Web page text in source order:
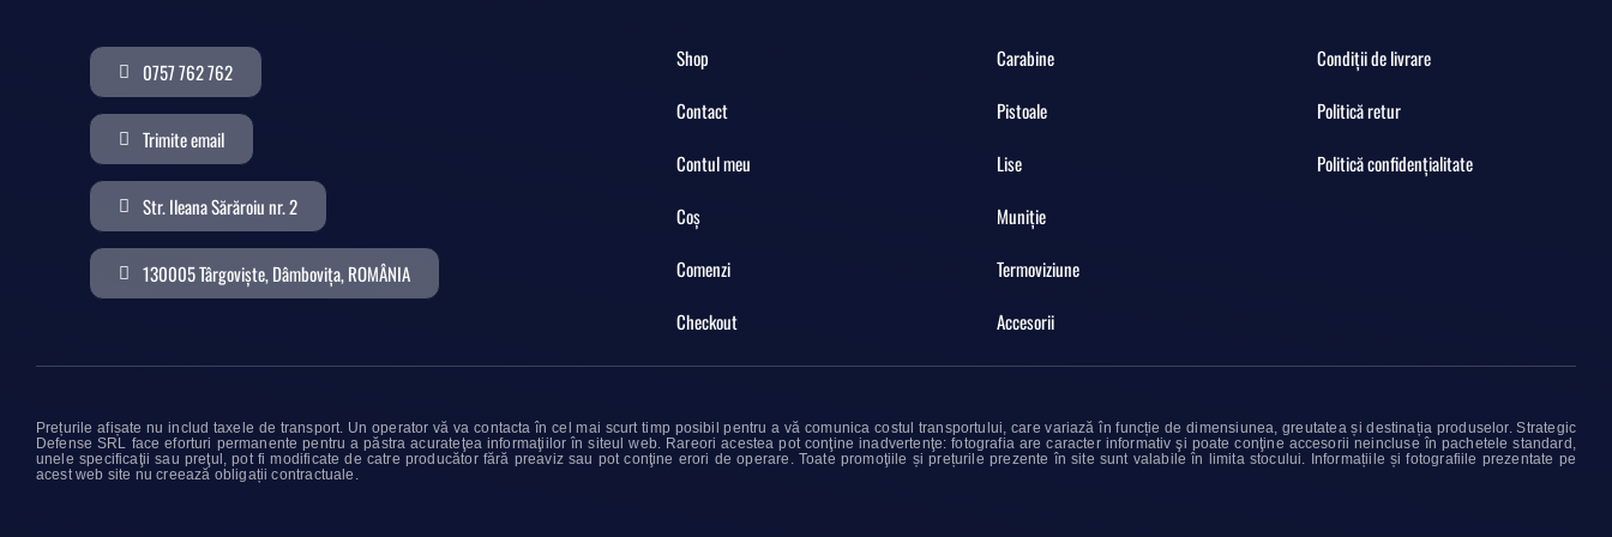
0757 762 762
Trimite email
Str. Ileana Sărăroiu nr. 2
130005 Târgoviște, Dâmbovița, ROMÂNIA
Shop
Contact
Contul meu
Coș
Comenzi
Checkout
Carabine
Pistoale
Lise
Muniție
Termoviziune
Accesorii
Condiții de livrare
Politică retur
Politică confidențialitate
Prețurile afișate nu includ taxele de transport. Un operator vă va contacta în cel mai scurt timp posibil pentru a vă comunica costul transportului, care variază în funcție de dimensiunea, greutatea și destinația produselor. Strategic
Defense SRL face eforturi permanente pentru a păstra acurateţea informaţiilor în siteul web. Rareori acestea pot conţine inadvertenţe: fotografia are caracter informativ şi poate conţine accesorii neincluse în pachetele standard,
unele specificaţii sau preţul, pot fi modificate de catre producător fără preaviz sau pot conţine erori de operare. Toate promoţiile și prețurile prezente în site sunt valabile în limita stocului. Informațiile și fotografiile prezentate pe
acest web site nu creează obligații contractuale.